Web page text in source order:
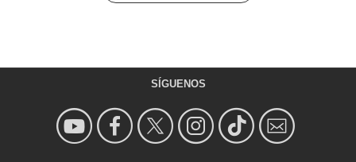
SÍGUENOS